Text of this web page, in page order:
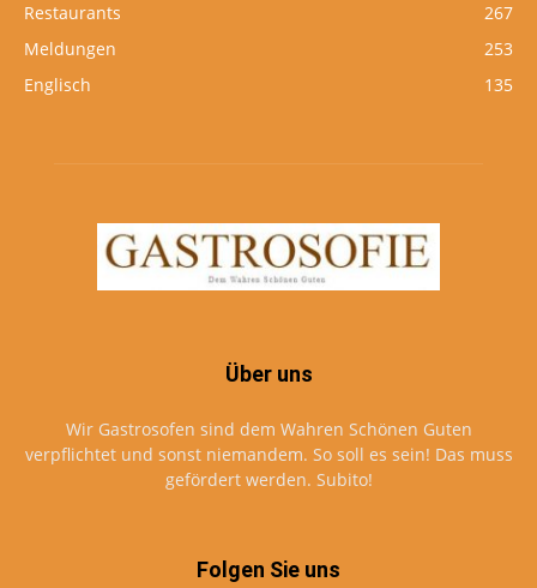
Restaurants
267
Meldungen
253
Englisch
135
Über uns
Wir Gastrosofen sind dem Wahren Schönen Guten
verpflichtet und sonst niemandem. So soll es sein! Das muss
gefördert werden. Subito!
Folgen Sie uns